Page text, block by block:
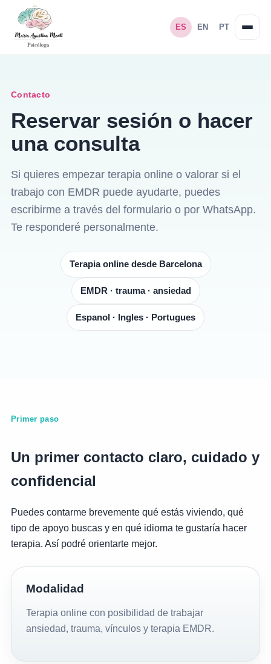
ES EN PT
Contacto
Reservar sesión o hacer
una consulta
Si quieres empezar terapia online o valorar si el
trabajo con EMDR puede ayudarte, puedes
escribirme a través del formulario o por WhatsApp.
Te responderé personalmente.
Terapia online desde Barcelona
EMDR · trauma · ansiedad
Espanol · Ingles · Portugues
Primer paso
Un primer contacto claro, cuidado y
confidencial
Puedes contarme brevemente qué estás viviendo, qué
tipo de apoyo buscas y en qué idioma te gustaría hacer
terapia. Así podré orientarte mejor.
Modalidad
Terapia online con posibilidad de trabajar
ansiedad, trauma, vínculos y terapia EMDR.